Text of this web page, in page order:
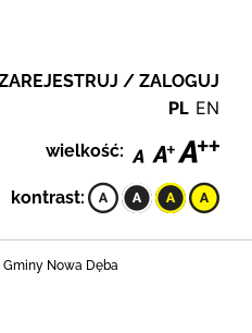
/ ZALOGUJ
PL EN
wielkość:
kontrast:
Gminy Nowa Dęba